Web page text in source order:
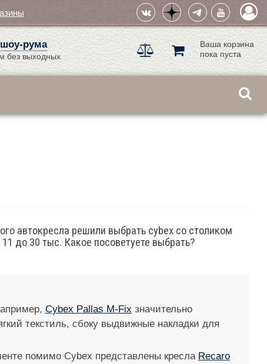
рума
без выходных
Ваша корзина
пока пуста
автокресла решили выбрать cybex со столиком
до 30 тыс. Какое посоветуете выбрать?
Cybex Pallas M-Fix значительно
текстиль, сбоку выдвижные накладки для
помимо Cybex представлены кресла Recaro